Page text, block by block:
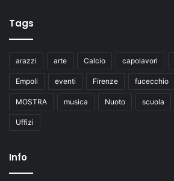
Tags
arazzi arte Calcio capolavori
Empoli eventi Firenze fucecchio
MOSTRA musica Nuoto scuola
Uffizi
Info